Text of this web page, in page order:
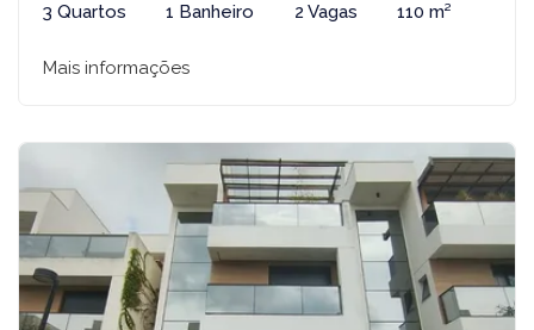
3 Quartos 1 Banheiro 2 Vagas 110 m²
Mais informações